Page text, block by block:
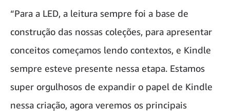
“Para a LED, a leitura sempre foi a base de
construção das nossas coleções, para apresentar
conceitos começamos lendo contextos, e Kindle
sempre esteve presente nessa etapa. Estamos
super orgulhosos de expandir o papel de Kindle
nessa criação, agora veremos os principais